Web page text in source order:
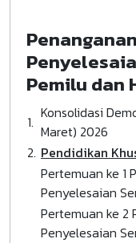
Pemilu dan
1. Konsolidasi
Maret) 2026
2. Pendidikan
Pertemuan ke 1
Penyelesaian
Pertemuan ke 2
Penyelesaian